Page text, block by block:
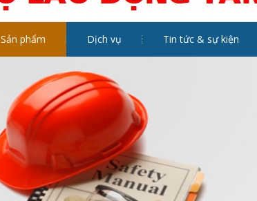
Sản phẩm Dịch vụ Tin tức & sự kiện